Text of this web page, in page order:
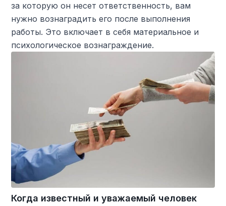
за которую он несет ответственность, вам
нужно вознаградить его после выполнения
работы. Это включает в себя материальное и
психологическое вознаграждение.
Когда известный и уважаемый человек